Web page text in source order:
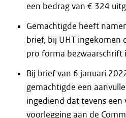
een bedrag van € 324
Gemachtigde heeft
brief, bij UHT ingekomen
pro forma bezwaarschrift
Bij brief van 6 januari
gemachtigde een
ingediend dat tevens een
voorlegging aan de